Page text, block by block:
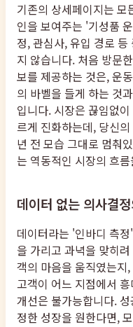
기존의 상세페이지는
인을 보여주는 '기성품
정, 관심사, 유입 경로
지 않습니다. 처음 방문
보를 제공하는 것은, 운
의 바벨을 들게 하는 것
입니다. 시장은 끊임없
르게 진화하는데, 당신
년 전 모습 그대로 멈춰
는 역동적인 시장의 흐
데이터 없는 의사결
데이터라는 '인바디 측
을 가리고 과녁을 맞히
객의 마음을 움직였는지
고객이 어느 지점에서
개선은 불가능합니다.
정한 성장을 원한다면,